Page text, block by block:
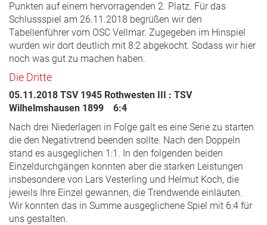
Punkten auf einem hervorragenden 2. Platz. Für das
Schlussspiel am 26.11.2018 begrüßen wir den
Tabellenführer vom OSC Vellmar. Zugegeben im Hinspiel
wurden wir dort deutlich mit 8:2 abgekocht. Sodass wir hier
noch was gut zu machen haben.
Die Dritte
05.11.2018 TSV 1945 Rothwesten III : TSV
Wilhelmshausen 1899 6:4
Nach drei Niederlagen in Folge galt es eine Serie zu starten
die den Negativtrend beenden sollte. Nach den Doppeln
stand es ausgeglichen 1:1. In den folgenden beiden
Einzeldurchgängen konnten aber die starken Leistungen
insbesondere von Lars Vesterling und Helmut Koch, die
jeweils Ihre Einzel gewannen, die Trendwende einläuten.
Wir konnten das in Summe ausgeglichene Spiel mit 6:4 für
uns gestalten.